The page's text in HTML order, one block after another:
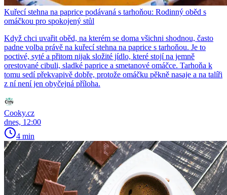
Kuřecí stehna na paprice podávaná s tarhoňou: Rodinný oběd s
omáčkou pro spokojený stůl
Když chci uvařit oběd, na kterém se doma všichni shodnou, často
padne volba právě na kuřecí stehna na paprice s tarhoňou. Je to
poctivé, syté a přitom nijak složité jídlo, které stojí na jemně
orestované cibuli, sladké paprice a smetanové omáčce. Tarhoňa k
tomu sedí překvapivě dobře, protože omáčku pěkně nasaje a na talíři
z ní není jen obyčejná příloha.
Cooky.cz
dnes, 12:00
4 min